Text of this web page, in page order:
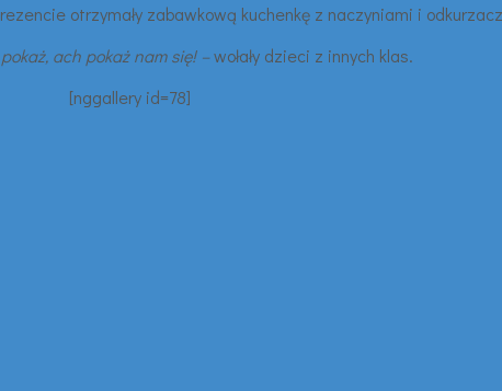
otrzymały zabawkową kuchenkę z naczyniami i
ach pokaż nam się! –wołały dzieci z innych klas.
[nggallery id=78]